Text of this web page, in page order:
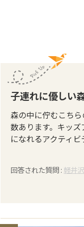
子連れに優しい
森の中に佇むこち
数あります。キッ
になれるアクティ
回答された質問 :軽井